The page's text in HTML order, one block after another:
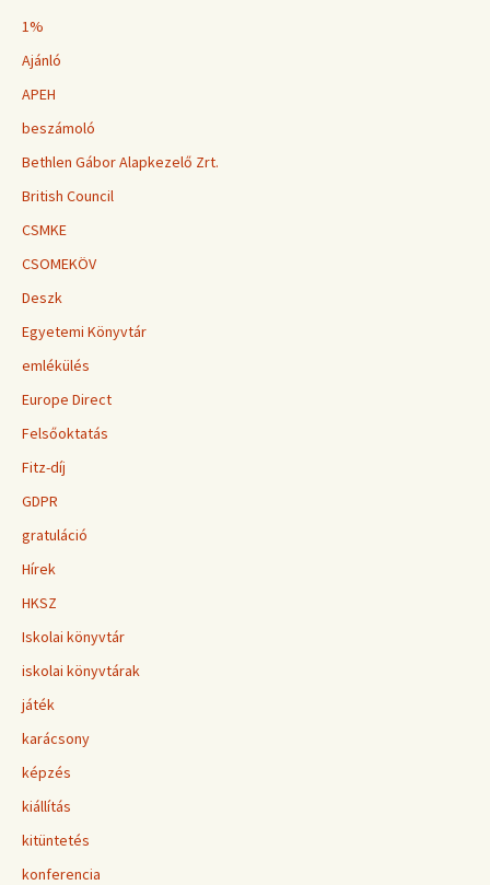
1%
Ajánló
APEH
beszámoló
Bethlen Gábor Alapkezelő Zrt.
British Council
CSMKE
CSOMEKÖV
Deszk
Egyetemi Könyvtár
emlékülés
Europe Direct
Felsőoktatás
Fitz-díj
GDPR
gratuláció
Hírek
HKSZ
Iskolai könyvtár
iskolai könyvtárak
játék
karácsony
képzés
kiállítás
kitüntetés
konferencia